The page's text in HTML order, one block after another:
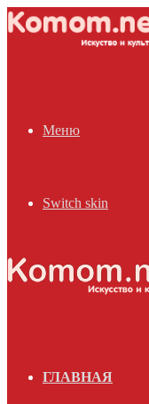
Меню
Switch skin
ГЛАВНАЯ